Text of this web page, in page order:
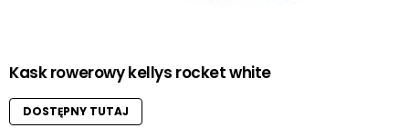
Kask rowerowy kellys rocket white
DOSTĘPNY TUTAJ